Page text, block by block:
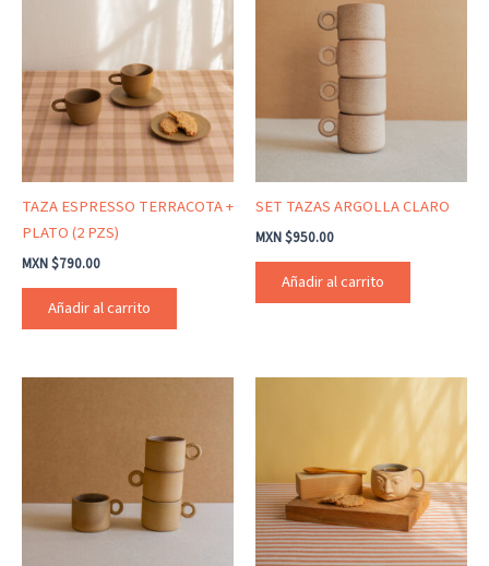
TAZA ESPRESSO TERRACOTA +
PLATO (2 PZS)
MXN $790.00
Añadir al carrito
SET TAZAS ARGOLLA CLARO
MXN $950.00
Añadir al carrito